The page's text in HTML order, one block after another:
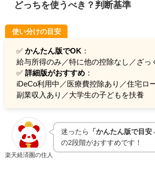
どっちを使うべき？判断基準
使い分けの目安
✅ かんたん版でOK ：
給与所得のみ／特に他の控除なし／ざっ
✅ 詳細版がおすすめ：
iDeCo利用中／医療費控除あり／住宅ロ
副業収入あり／大学生の子どもを扶養
楽天経済圏の住人
迷ったら
「かんたん版で目
の2段階がおすすめです！